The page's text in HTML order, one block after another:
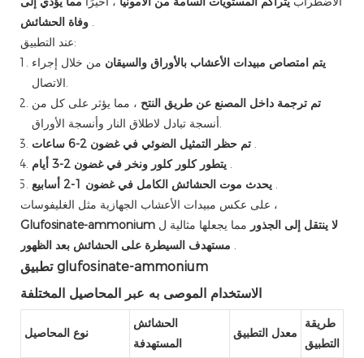
.
عند التطبيق:
يتم امتصاص مبيدات الأعشاب بالأوراق والسيقان من خلال إجراء
الاتصال.
تم ترجمة داخل المصنع عن طريق النتح ، مما يؤثر على كل من
أنسجة تبادل لاطلاق النار وأنسجة الأوراق.
.
.
.
على عكس مبيدات الأعشاب الجهازية مثل الغليفوسات ،
Glufosinate-ammonium لا ينتقل إلى الجذور مما يجعلها مثالية ل
.
تطبيق glufosinate-ammonium
الاستخدام الموصى به عبر المحاصيل المختلفة
نوع المحاصيل
الحشائش
المستهدفة
معدل التطبيق
طريقة
التطبيق